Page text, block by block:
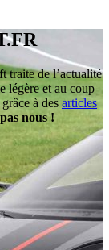
traite de l’actualité
légère et au coup
à des articles
nous !